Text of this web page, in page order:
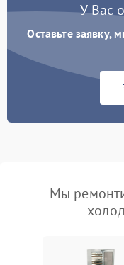
У Вас
Оставьте заявку,
Мы